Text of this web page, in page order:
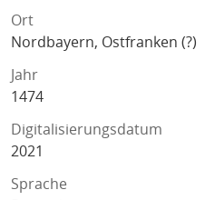
Ort
Nordbayern, Ostfranken (?)
Jahr
1474
Digitalisierungsdatum
2021
Sprache